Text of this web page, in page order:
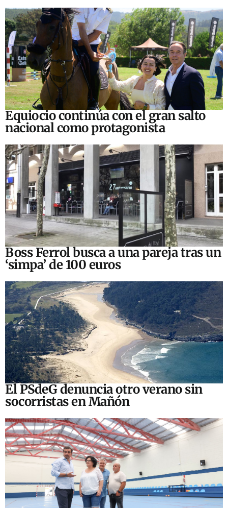
Equiocio continúa con el gran salto
nacional como protagonista
Boss Ferrol busca a una pareja tras un
‘simpa’ de 100 euros
El PSdeG denuncia otro verano sin
socorristas en Mañón